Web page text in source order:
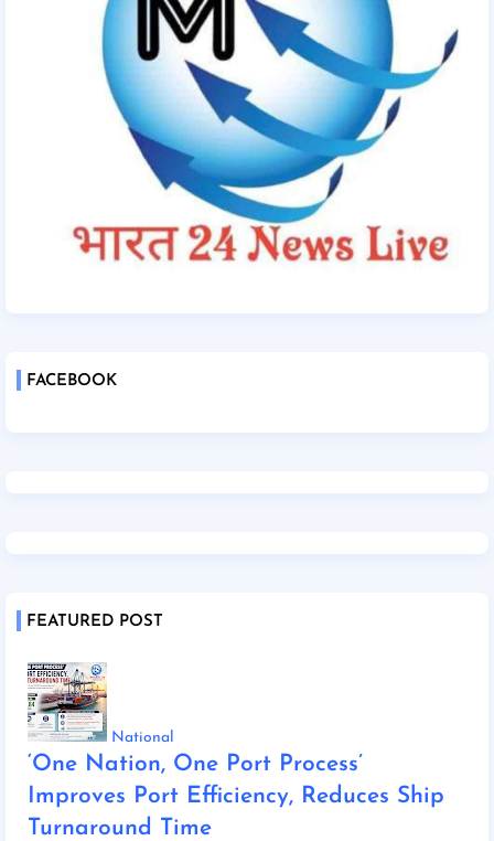
FACEBOOK
FEATURED POST
National
‘One Nation, One Port Process’
Improves Port Efficiency, Reduces Ship
Turnaround Time